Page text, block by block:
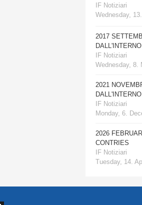
IF Notiziari
Wednesday,
2017
DALL'INTERNO
IF Notiziari
Wednesday, 8.
2021
DALL'INTERNO
IF Notiziari
Monday, 6.
2026
CONTRIES
IF Notiziari
Tuesday, 14.